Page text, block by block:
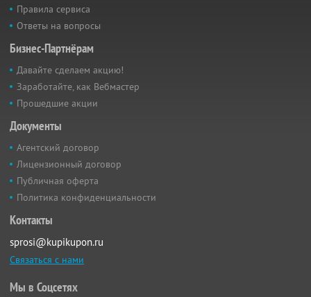
Правила сервиса
Ответы на вопросы
Бизнес-Партнёрам
Давайте сделаем акцию!
Заработайте, как Вебмастер
Прошедшие акции
Документы
Агентский договор
Лицензионный договор
Публичная оферта
Политика конфиденциальности
Контакты
sprosi@kupikupon.ru
Связаться с нами
Мы в Соцсетях